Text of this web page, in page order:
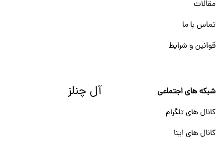
مقالات
تماس با ما
قوانین و شرایط
شبکه های اجتماعی
کانال های تلگرام
کانال های ایتا
آل چنلز